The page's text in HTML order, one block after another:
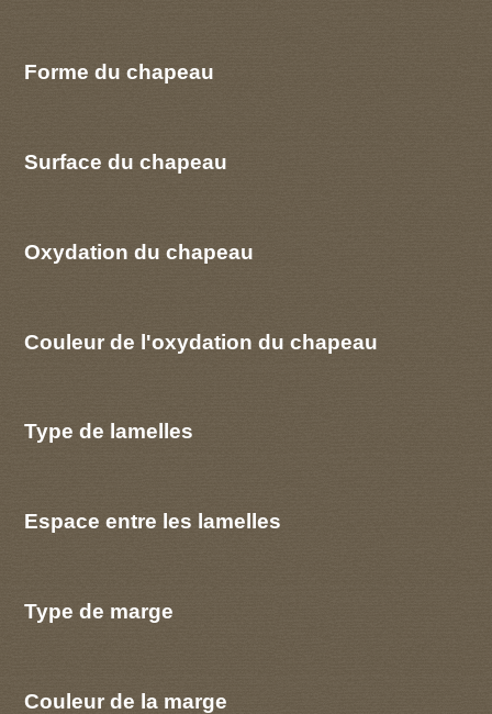
Forme du chapeau
Surface du chapeau
Oxydation du chapeau
Couleur de l'oxydation du chapeau
Type de lamelles
Espace entre les lamelles
Type de marge
Couleur de la marge